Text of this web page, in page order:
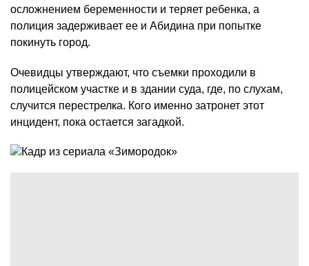
осложнением беременности и теряет ребенка, а
полиция задерживает ее и Абидина при попытке
покинуть город.
Очевидцы утверждают, что съемки проходили в
полицейском участке и в здании суда, где, по слухам,
случится перестрелка. Кого именно затронет этот
инцидент, пока остается загадкой.